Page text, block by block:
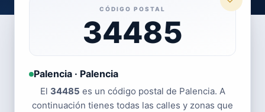
CÓDIGO POSTAL
34485
Palencia · Palencia
El 34485 es un código postal de Palencia. A
continuación tienes todas las calles y zonas que